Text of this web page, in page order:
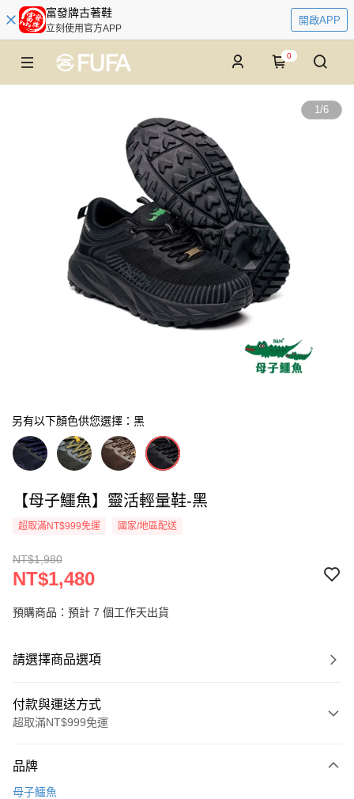
富發牌古著鞋
立刻使用官方APP
開啟APP
0
1/6
另有以下顏色供您選擇：黑
【母子鱷魚】靈活輕量鞋-黑
超取滿NT$999免運 國家/地區配送
NT$1,980
NT$1,480
預購商品：預計 7 個工作天出貨
請選擇商品選項
付款與運送方式
超取滿NT$999免運
信用卡一次付款
品牌
母子鱷魚